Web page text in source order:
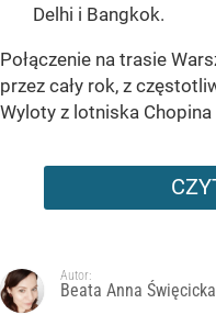
Delhi i Bangkok.
Połączenie na trasie
przez cały rok, z
Wyloty z lotniska
Autor:
Beata Anna Święcicka